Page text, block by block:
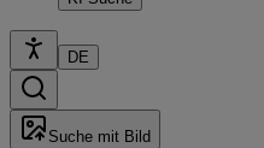
DE
Suche mit Bild